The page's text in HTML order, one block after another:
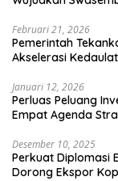
Februari 21, 2026
Pemerintah
Akselerasi
Januari 12, 2026
Perluas Peluang
Empat Agenda
Desember 10, 2025
Perkuat Diplomasi
Dorong Ekspor